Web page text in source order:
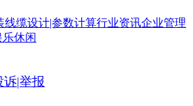
线缆设计|参数计算行业资讯企业管理
乐休闲
诉|举报